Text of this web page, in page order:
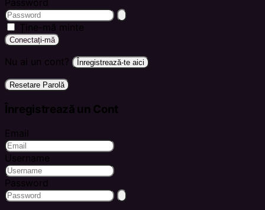
Password
Ține-mă minte
Conectați-mă
Nu ai un cont? Înregistrează-te aici
Resetare Parolă
Înregistrează un Cont
Email
Username
Password